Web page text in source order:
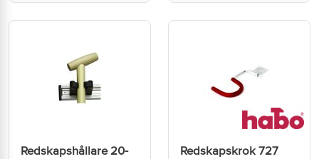
Redskapshållare 20-
Redskapskrok 727